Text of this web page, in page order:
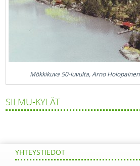
Mökkikuva 50-luvulta, Arno Holopainen
SILMU-KYLÄT
YHTEYSTIEDOT